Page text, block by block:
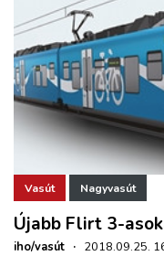
Vasút Nagyvasút
Újabb Flirt 3-
iho/vasút · 2018.09.25.